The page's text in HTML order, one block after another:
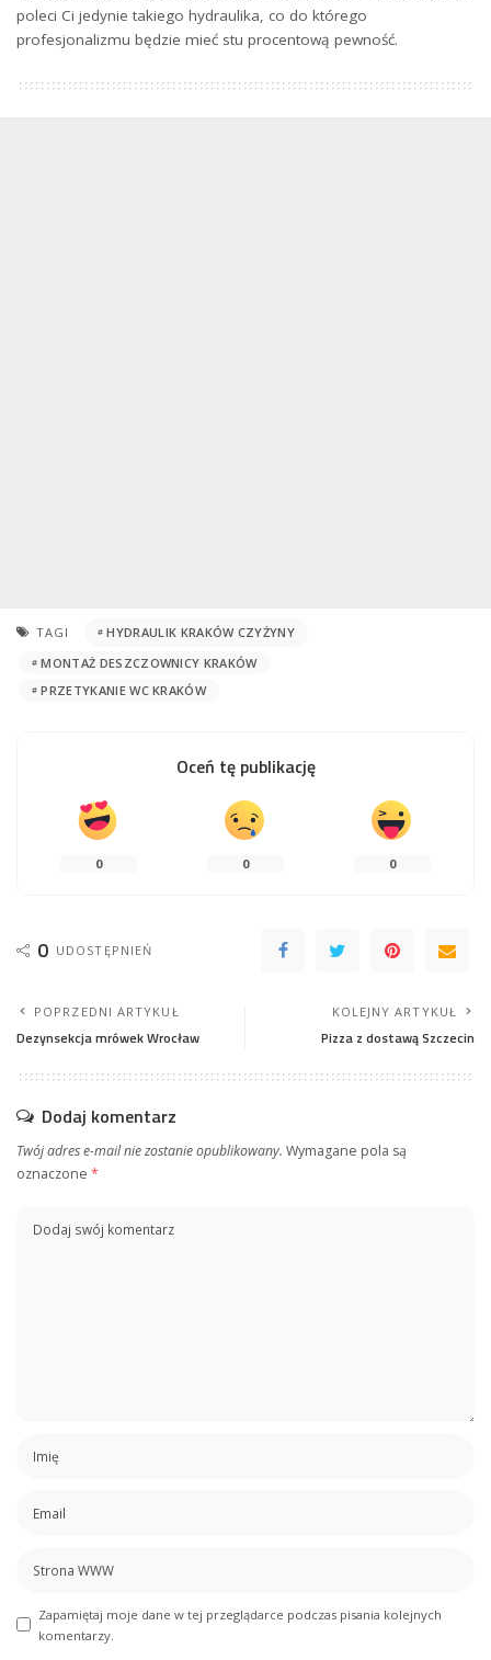
poleci Ci jedynie takiego hydraulika, co do którego
profesjonalizmu będzie mieć stu procentową pewność.
TAGI
HYDRAULIK KRAKÓW CZYŻYNY
MONTAŻ DESZCZOWNICY KRAKÓW
PRZETYKANIE WC KRAKÓW
Oceń tę publikację
0 0 0
0 UDOSTĘPNIEŃ
POPRZEDNI ARTYKUŁ
Dezynsekcja mrówek Wrocław
KOLEJNY ARTYKUŁ
Pizza z dostawą Szczecin
Dodaj komentarz
Twój adres e-mail nie zostanie opublikowany. Wymagane pola są
oznaczone *
Zapamiętaj moje dane w tej przeglądarce podczas pisania kolejnych
komentarzy.